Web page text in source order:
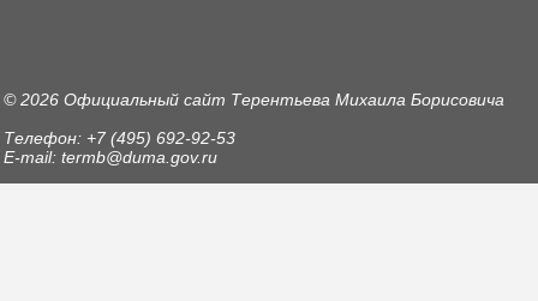
© 2026 Официальный сайт Терентьева Михаила Борисовича
Телефон: +7 (495) 692-92-53
E-mail: termb@duma.gov.ru